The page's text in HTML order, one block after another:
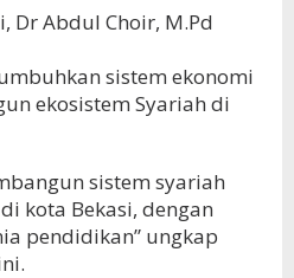
Dr Abdul Choir, M.Pd
sistem ekonomi
ekosistem Syariah di
sistem syariah
kota Bekasi, dengan
pendidikan” ungkap